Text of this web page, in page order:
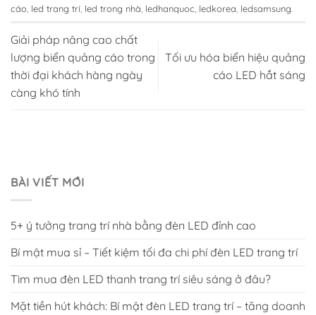
cáo led trang trí led trong nhà ledhanquoc ledkorea ledsamsung
Giải pháp nâng cao chất
lượng biển quảng cáo trong
thời đại khách hàng ngày
càng khó tính
Tối ưu hóa biển hiệu quảng
cáo LED hắt sáng
BÀI VIẾT MỚI
5+ ý tưởng trang trí nhà bằng đèn LED đỉnh cao
Bí mật mua sỉ – Tiết kiệm tối đa chi phí đèn LED trang trí
Tìm mua đèn LED thanh trang trí siêu sáng ở đâu?
Mặt tiền hút khách: Bí mật đèn LED trang trí – tăng doanh